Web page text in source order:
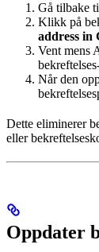
Gå tilbake
Klikk på
address in
Vent mens
Når den
Dette eliminerer
eller
Oppdater